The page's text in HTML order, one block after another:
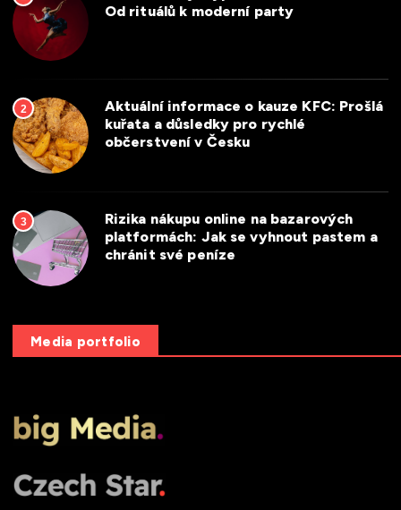
Od rituálů k moderní party
2
Aktuální informace o kauze KFC: Prošlá
kuřata a důsledky pro rychlé
občerstvení v Česku
3
Rizika nákupu online na bazarových
platformách: Jak se vyhnout pastem a
chránit své peníze
Media portfolio